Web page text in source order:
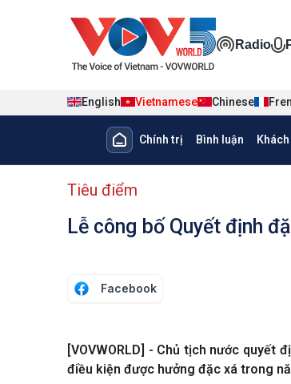
ĐaRadio
English Vietnamese Chinese
Main navigation
Chính trị Bình luận
menu phụ tiếng Việt
Tiêu điểm
Lễ công bố Quyết định
Facebook
[VOVWORLD] - Chủ tịch nước quyết
điều kiện được hưởng đặc xá trong